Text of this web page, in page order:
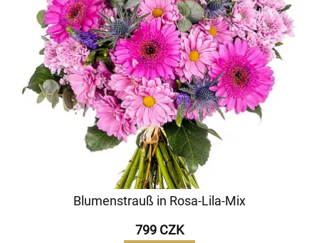
Blumenstrauß in Rosa-Lila-Mix
799 CZK